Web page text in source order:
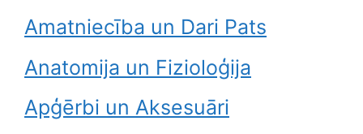
Amatniecība un Dari Pats
Anatomija un Fizioloģija
Apģērbi un Aksesuāri